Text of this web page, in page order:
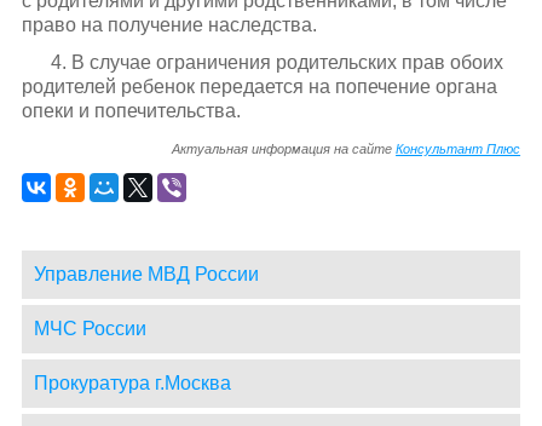
право на получение наследства.
4. В случае ограничения родительских прав обоих
родителей ребенок передается на попечение органа
опеки и попечительства.
Актуальная информация на сайтеКонсультант Плюс
Управление МВД России
МЧС России
Прокуратура г.Москва